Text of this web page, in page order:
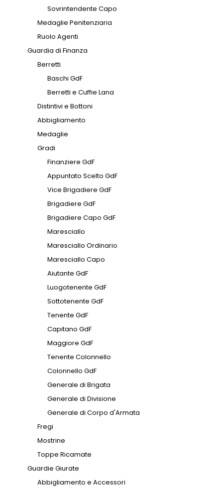
Sovrintendente Capo
Medaglie Penitenziaria
Ruolo Agenti
Guardia di Finanza
Berretti
Baschi GdF
Berretti e Cuffie Lana
Distintivi e Bottoni
Abbigliamento
Medaglie
Gradi
Finanziere GdF
Appuntato Scelto GdF
Vice Brigadiere GdF
Brigadiere GdF
Brigadiere Capo GdF
Maresciallo
Maresciallo Ordinario
Maresciallo Capo
Aiutante GdF
Luogotenente GdF
Sottotenente GdF
Tenente GdF
Capitano GdF
Maggiore GdF
Tenente Colonnello
Colonnello GdF
Generale di Brigata
Generale di Divisione
Generale di Corpo d'Armata
Fregi
Mostrine
Toppe Ricamate
Guardie Giurate
Abbigliamento e Accessori